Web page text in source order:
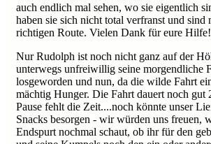
auch endlich mal sehen, wo sie eigentlich
haben sie sich nicht total verfranst und sind
richtigen Route. Vielen Dank für eure
Nur Rudolph ist noch nicht ganz auf der
unterwegs unfreiwillig seine morgendliche
losgeworden und nun, da die wilde Fahrt
mächtig Hunger. Die Fahrt dauert noch gut
Pause fehlt die Zeit....noch könnte unser
Snacks besorgen - wir würden uns freuen,
Endspurt nochmal schaut, ob ihr für den